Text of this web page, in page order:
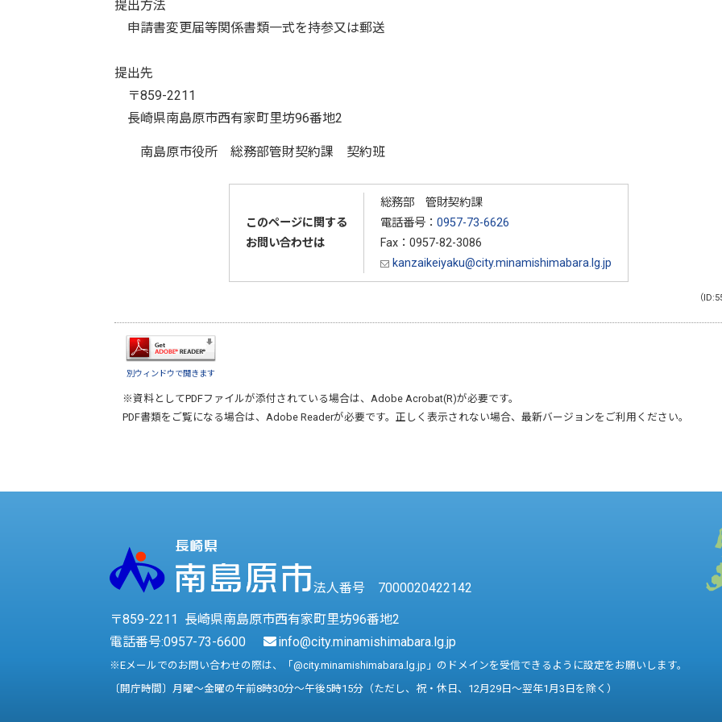
提出方法
申請書変更届等関係書類一式を持参又は郵送
提出先
〒859-2211
長崎県南島原市西有家町里坊96番地2
南島原市役所 総務部管財契約課 契約班
このページに関する
お問い合わせは
総務部 管財契約課
電話番号： 0957-73-6626
Fax：0957-82-3086
kanzaikeiyaku@city.minamishimabara.lg.jp
（
別ウィンドウで開きます
※資料としてPDFファイルが添付されている場合は、 Adobe Acrobat(R)が必要です。
PDF書類をご覧になる場合は、 Adobe Readerが必要です。正しく表示されない場合、最新バージョンをご利用ください。
法人番号 7000020422142
〒859-2211 長崎県南島原市西有家町里坊96番地2
電話番号:0957-73-6600 info@city.minamishimabara.lg.jp
※Eメールでのお問い合わせの際は、「@city.minamishimabara.lg.jp」のドメインを受信できるように設定をお願いします。
〔開庁時間〕月曜～金曜の午前8時30分～午後5時15分（ただし、祝・休日、12月29日～翌年1月3日を除く）